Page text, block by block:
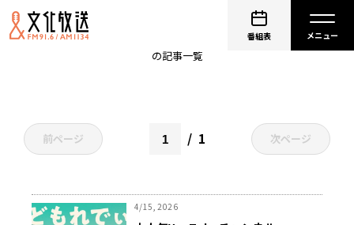
番組表
の記事一覧
前ページ 1 次ページ
4/15, 2026